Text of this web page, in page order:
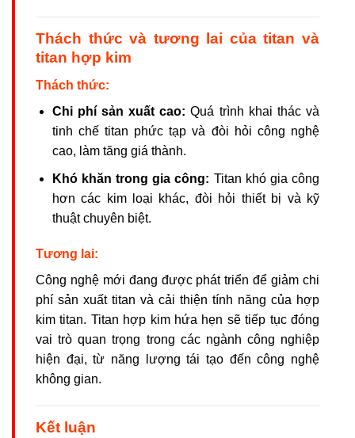
Thách thức và tương lai của titan và
titan hợp kim
Thách thức:
Chi phí sản xuất cao: Quá trình khai thác và
tinh chế titan phức tạp và đòi hỏi công nghệ
cao, làm tăng giá thành.
Khó khăn trong gia công: Titan khó gia công
hơn các kim loại khác, đòi hỏi thiết bị và kỹ
thuật chuyên biệt.
Tương lai:
Công nghệ mới đang được phát triển để giảm chi
phí sản xuất titan và cải thiện tính năng của hợp
kim titan. Titan hợp kim hứa hẹn sẽ tiếp tục đóng
vai trò quan trọng trong các ngành công nghiệp
hiện đại, từ năng lượng tái tạo đến công nghệ
không gian.
Kết luận